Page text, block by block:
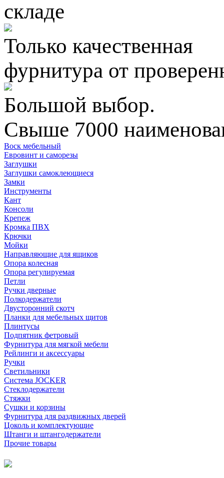
складе
Только качественная
фурнитура от
Большой выбор.
Свыше 7000
Воск мебельный
Евровинт и саморезы
Заглушки
Заглушки самоклеющиеся
Замки
Инструменты
Кант
Консоли
Крепеж
Кромка ПВХ
Крючки
Мойки
Направляющие для ящиков
Опора колесная
Опора регулируемая
Петли
Ручки дверные
Полкодержатели
Двусторонний скотч
Планки для мебельных щитов
Плинтусы
Подпятник фетровый
Фурнитура для мягкой мебели
Рейлинги и аксессуары
Ручки
Светильники
Система JOCKER
Стеклодержатели
Стяжки
Сушки и корзины
Фурнитура для раздвижных дверей
Цоколь и комплектующие
Штанги и штангодержатели
Прочие товары